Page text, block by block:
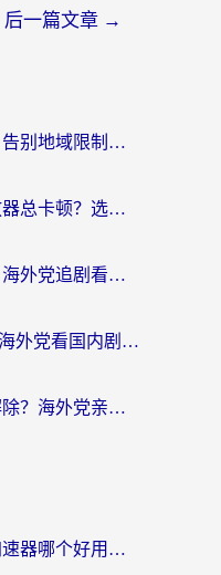
后一篇文章 →
在海外如何听音乐教程：告别地域限制，随时听见国内的声音
海外看国内电视剧的播放器总卡顿？选对回国加速器才是关键
国外可以看西瓜视频吗？海外党追剧看片的终极解决方案
韩剧tv国外免费下载难？海外党看国内剧的加速器选择指南（附实用技巧）
腾讯视频限制播放怎么解除？海外党亲测有效的回国加速指南
手机国外玩帕斯卡契约加速器哪个好用？海外党国服游戏之路的救星